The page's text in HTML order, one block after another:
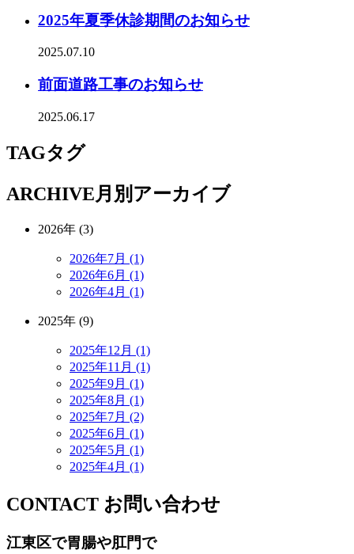
2025年夏季休診期間のお知らせ
2025.07.10
前面道路工事のお知らせ
2025.06.17
TAGタグ
ARCHIVE月別アーカイブ
2026年 (3)
2026年7月 (1)
2026年6月 (1)
2026年4月 (1)
2025年 (9)
2025年12月 (1)
2025年11月 (1)
2025年9月 (1)
2025年8月 (1)
2025年7月 (2)
2025年6月 (1)
2025年5月 (1)
2025年4月 (1)
CONTACT お問い合わせ
江東区で胃腸や肛門で